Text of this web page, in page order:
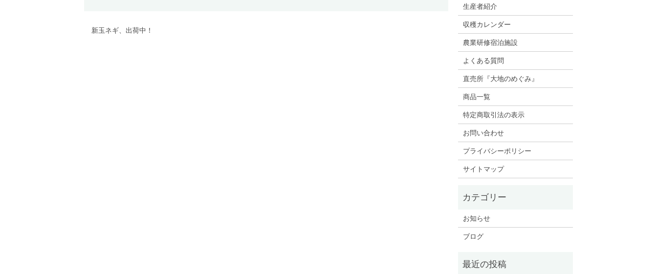
新玉ネギ、出荷中！
生産者紹介
収穫カレンダー
農業研修宿泊施設
よくある質問
直売所『大地のめぐみ』
商品一覧
特定商取引法の表示
お問い合わせ
プライバシーポリシー
サイトマップ
お知らせ
ブログ